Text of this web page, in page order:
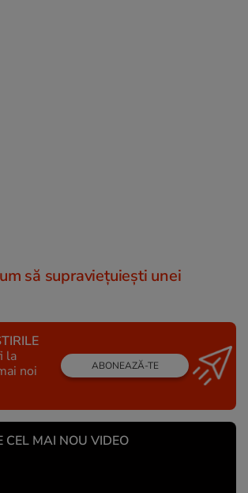
să supraviețuiești unei
la
noi
ABONEAZĂ-TE
CEL MAI NOU VIDEO